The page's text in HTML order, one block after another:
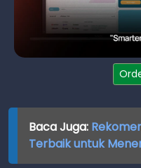
Baca Juga:
Terbaik untuk